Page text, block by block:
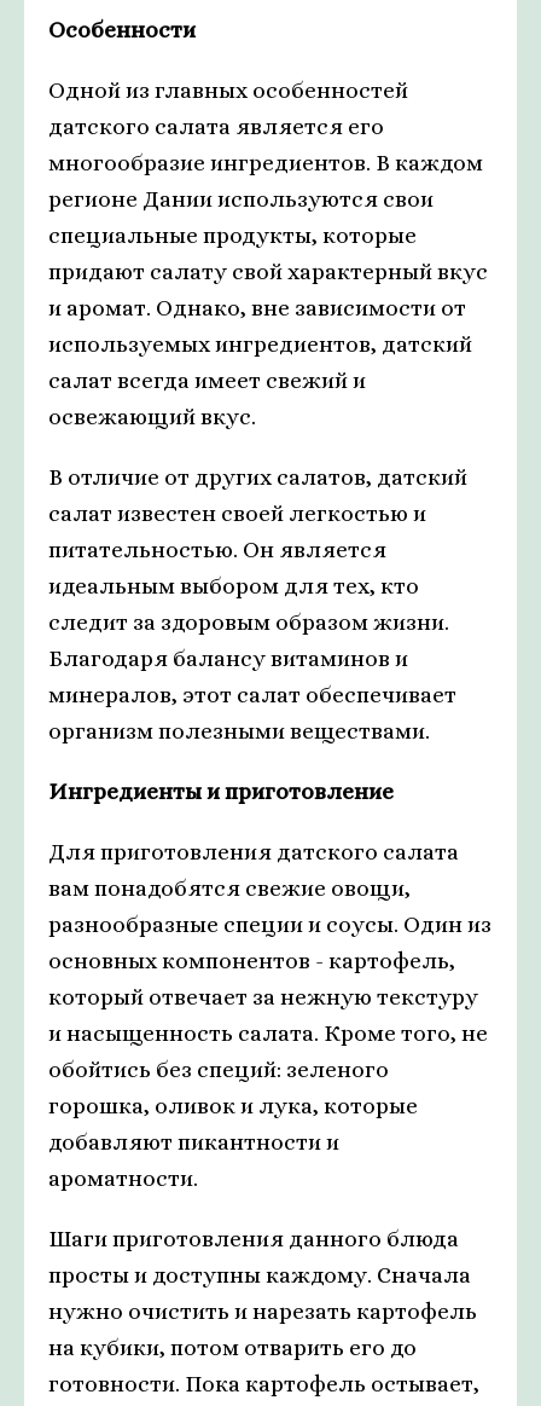
Особенности
Одной из главных особенностей
датского салата является его
многообразие ингредиентов. В каждом
регионе Дании используются свои
специальные продукты, которые
придают салату свой характерный вкус
и аромат. Однако, вне зависимости от
используемых ингредиентов, датский
салат всегда имеет свежий и
освежающий вкус.
В отличие от других салатов, датский
салат известен своей легкостью и
питательностью. Он является
идеальным выбором для тех, кто
следит за здоровым образом жизни.
Благодаря балансу витаминов и
минералов, этот салат обеспечивает
организм полезными веществами.
Ингредиенты и приготовление
Для приготовления датского салата
вам понадобятся свежие овощи,
разнообразные специи и соусы. Один из
основных компонентов - картофель,
который отвечает за нежную текстуру
и насыщенность салата. Кроме того, не
обойтись без специй: зеленого
горошка, оливок и лука, которые
добавляют пикантности и
ароматности.
Шаги приготовления данного блюда
просты и доступны каждому. Сначала
нужно очистить и нарезать картофель
на кубики, потом отварить его до
готовности. Пока картофель остывает,